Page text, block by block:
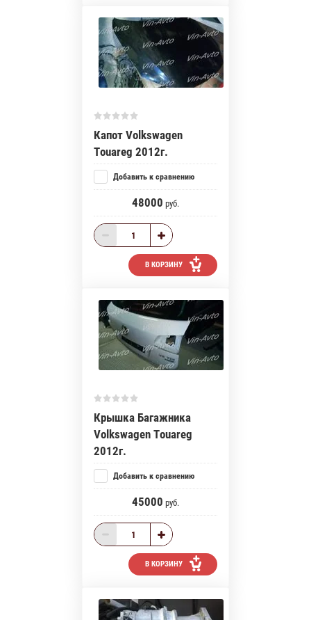
Капот Volkswagen
Touareg 2012г.
Добавить к сравнению
48000 руб.
В КОРЗИНУ
Крышка Багажника
Volkswagen Touareg
2012г.
Добавить к сравнению
45000 руб.
В КОРЗИНУ